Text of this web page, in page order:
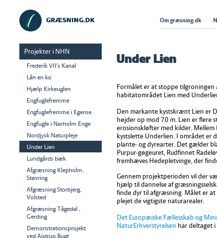
Om græsning.dk
Projekter i NHN
Frederik VII's Kanal
Lån en ko
Hjælp Kirkeuglen
Engfuglefremme
Engfuglefremme i Egense
Engfugle i Nørholm Enge
Nordjysk Naturpleje
Under Lien
Lundgårds bæk
Afgræsning Klepholm,
Støvring
Afgræsning Storbjerg,
Volsted
Afgræsning Tågedal ,
Gerding
Demonstrationsprojekt
ved Ajstrup Bugt
Under Lien
Formålet er at stoppe
habitatområdet Lien med
Den markante kystskrænt Lien er
højder op mod 70 m. Lien er flere
erosionskløfter med kilder.
kystslette Underlien. I området
plante- og dyrearter. Det gælder
Purpur-gøgeuret, Rudfinnet
fremhæves Hedepletvinge, der
Gennem projektperioden vil der
hjælp til dannelse af
finde dyr til afgræsning. Målet er
plejet de vigtigste naturarealer.
Det Europæiske Fællesskab og
NaturErhverstyrelsen har deltaget